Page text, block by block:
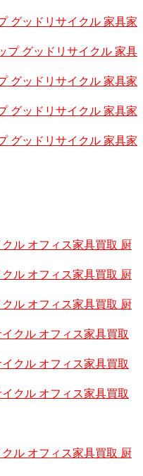
グッドリサイクル 家具家
プ グッドリサイクル 家具
グッドリサイクル 家具家
グッドリサイクル 家具家
グッドリサイクル 家具家
ル オフィス家具買取 厨
ル オフィス家具買取 厨
ル オフィス家具買取 厨
クル オフィス家具買取
クル オフィス家具買取
クル オフィス家具買取
ル オフィス家具買取 厨